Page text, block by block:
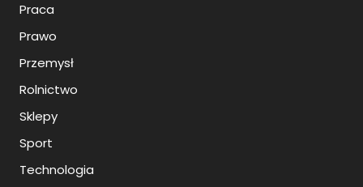
Praca
Prawo
Przemysł
Rolnictwo
Sklepy
Sport
Technologia